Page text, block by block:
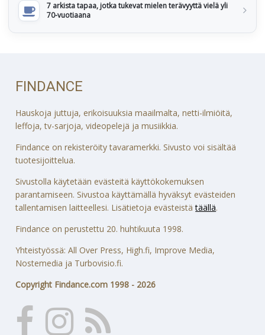
7 arkista tapaa, jotka tukevat mielen terävyyttä vielä yli
70-vuotiaana
FINDANCE
Hauskoja juttuja, erikoisuuksia maailmalta, netti-ilmiöitä,
leffoja, tv-sarjoja, videopelejä ja musiikkia.
Findance on rekisteröity tavaramerkki. Sivusto voi sisältää
tuotesijoittelua.
Sivustolla käytetään evästeitä käyttökokemuksen
parantamiseen. Sivustoa käyttämällä hyväksyt evästeiden
tallentamisen laitteellesi. Lisätietoja evästeistätäällä.
Findance on perustettu 20. huhtikuuta 1998.
Yhteistyössä: All Over Press, High.fi, Improve Media,
Nostemedia ja Turbovisio.fi.
Copyright Findance.com 1998 - 2026